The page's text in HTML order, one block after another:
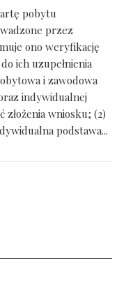
pobytu
przez
ono weryfikację
ich uzupełnienia
i zawodowa
indywidualnej
wniosku; (2)
podstawa...